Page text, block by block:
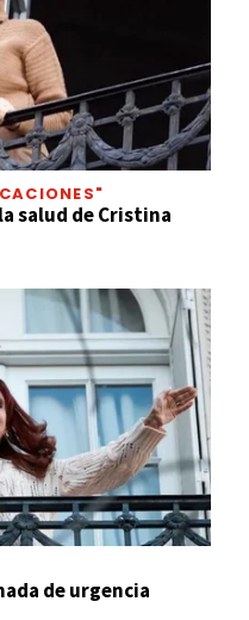
salud de Cristina
de urgencia